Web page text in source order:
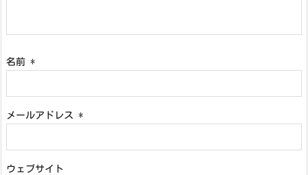
名前 *
メールアドレス *
ウェブサイト